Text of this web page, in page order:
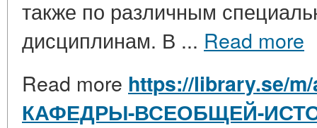
также по различным
дисциплинам. В ... Read more
Read more https://library.se/
КАФЕДРЫ-ВСЕОБЩЕЙ-